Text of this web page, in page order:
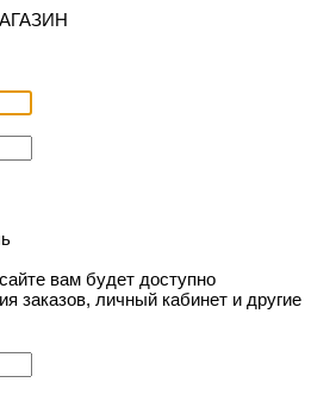
вам будет доступно
заказов, личный кабинет и другие